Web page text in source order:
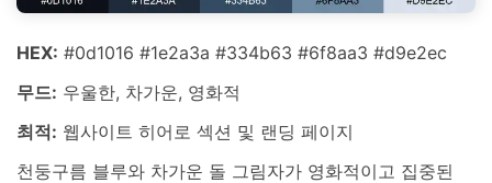
HEX: #0d1016 #1e2a3a #334b63 #6f8aa3 #d9e2ec
무드: 우울한, 차가운, 영화적
최적: 웹사이트 히어로 섹션 및 랜딩 페이지
천둥구름 블루와 차가운 돌 그림자가 영화적이고 집중된